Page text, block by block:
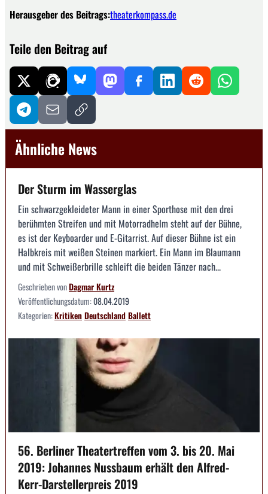
Herausgeber des Beitrags:theaterkompass.de
Teile den Beitrag auf
Ähnliche News
Der Sturm im Wasserglas
Ein schwarzgekleideter Mann in einer Sporthose mit den drei
berühmten Streifen und mit Motorradhelm steht auf der Bühne,
es ist der Keyboarder und E-Gitarrist. Auf dieser Bühne ist ein
Halbkreis mit weißen Steinen markiert. Ein Mann im Blaumann
und mit Schweißerbrille schleift die beiden Tänzer nach...
Geschrieben vonDagmar Kurtz
Veröffentlichungsdatum:08.04.2019
Kategorien:KritikenDeutschlandBallett
56. Berliner Theatertreffen vom 3. bis 20. Mai
2019: Johannes Nussbaum erhält den Alfred-
Kerr-Darstellerpreis 2019